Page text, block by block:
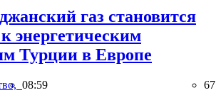
газ становится
энергетическим
Турции в Европе
08:59 67